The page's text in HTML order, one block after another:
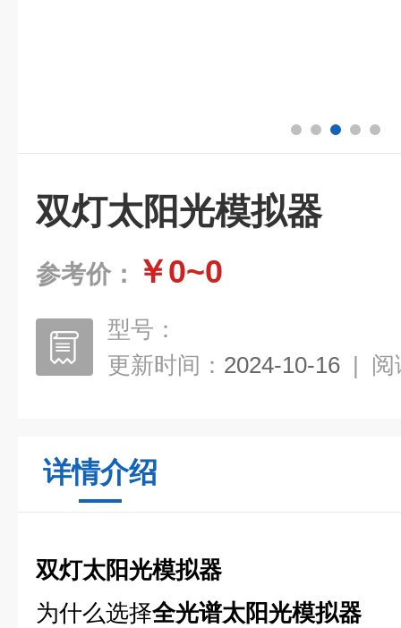
双灯太阳光模拟器
参考价： ￥0~0
型号：
更新时间： 2024-10-16 | 阅
详情介绍
双灯太阳光模拟器
为什么选择全光谱太阳光模拟器